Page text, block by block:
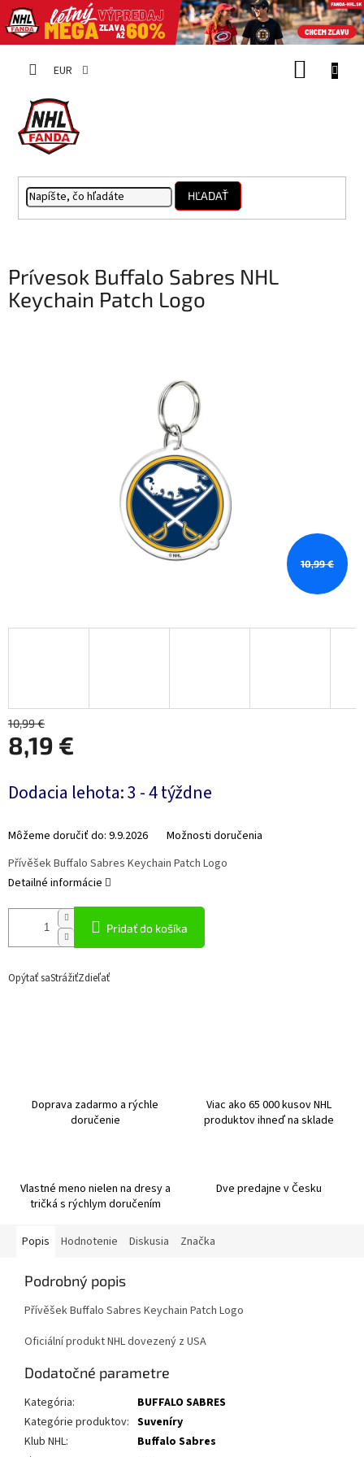
EUR
HĽADAŤ
Prívesok Buffalo Sabres NHL
Keychain Patch Logo
10,99 €
10,99 €
8,19 €
cena:
Dodacia lehota: 3 - 4 týždne
Môžeme doručiť do: 9.9.2026 Možnosti doručenia
Pridať do košíka
Přívěšek Buffalo Sabres Keychain Patch Logo
Detailné informácie
Opýtať saStrážiťZdieľať
Doprava zadarmo a rýchle
doručenie
Viac ako 65 000 kusov NHL
produktov ihneď na sklade
Vlastné meno nielen na dresy a
tričká s rýchlym doručením
Dve predajne v Česku
Popis Hodnotenie Diskusia Značka
Podrobný popis
Přívěšek Buffalo Sabres Keychain Patch Logo
Oficiální produkt NHL dovezený z USA
Dodatočné parametre
Kategória:
BUFFALO SABRES
Kategórie produktov: Suveníry
Klub NHL:
Buffalo Sabres